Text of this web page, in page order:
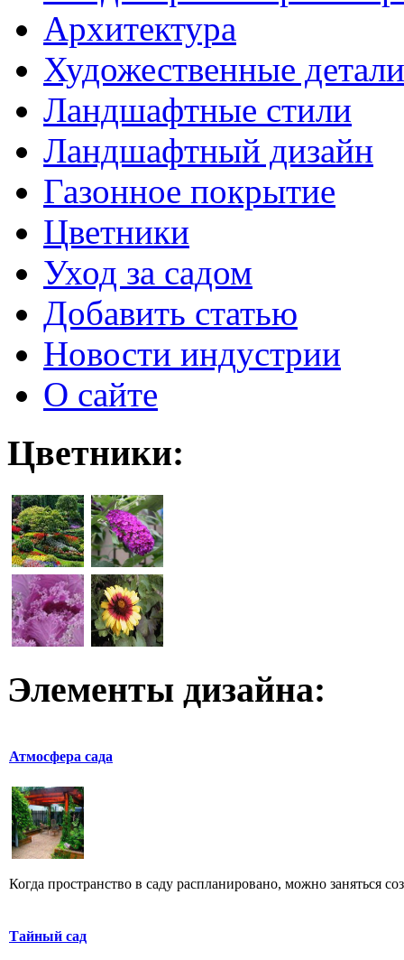
Архитектура
Художественные детали
Ландшафтные стили
Ландшафтный дизайн
Газонное покрытие
Цветники
Уход за садом
Добавить статью
Новости индустрии
О сайте
Цветники:
Элементы дизайна:
Атмосфера сада
Когда пространство в саду распланировано, можно заняться
Тайный сад